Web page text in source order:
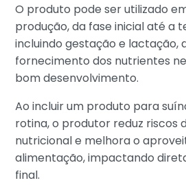
O produto pode ser utilizado
produção, da fase inicial até a
incluindo gestação e lactação,
fornecimento dos nutrientes
bom desenvolvimento.
Ao incluir um produto para
rotina, o produtor reduz riscos
nutricional e melhora o
alimentação, impactando
final.